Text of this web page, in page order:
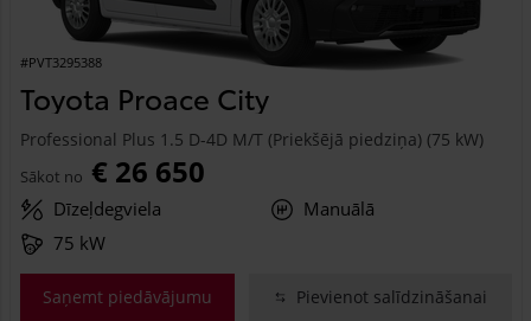
#PVT3295388
Toyota Proace City
Professional Plus 1.5 D-4D M/T (Priekšējā piedziņa) (75 kW)
Sākot no € 26 650
Dīzeļdegviela
Manuālā
75 kW
Saņemt piedāvājumu Pievienot salīdzināšanai